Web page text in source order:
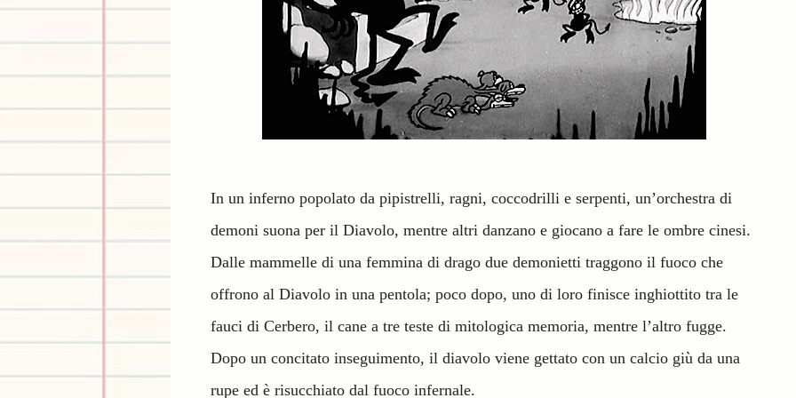
In un inferno popolato da pipistrelli, ragni, coccodrilli e serpenti, un’orchestra di
demoni suona per il Diavolo, mentre altri danzano e giocano a fare le ombre cinesi.
Dalle mammelle di una femmina di drago due demonietti traggono il fuoco che
offrono al Diavolo in una pentola; poco dopo, uno di loro finisce inghiottito tra le
fauci di Cerbero, il cane a tre teste di mitologica memoria, mentre l’altro fugge.
Dopo un concitato inseguimento, il diavolo viene gettato con un calcio giù da una
rupe ed è risucchiato dal fuoco infernale.